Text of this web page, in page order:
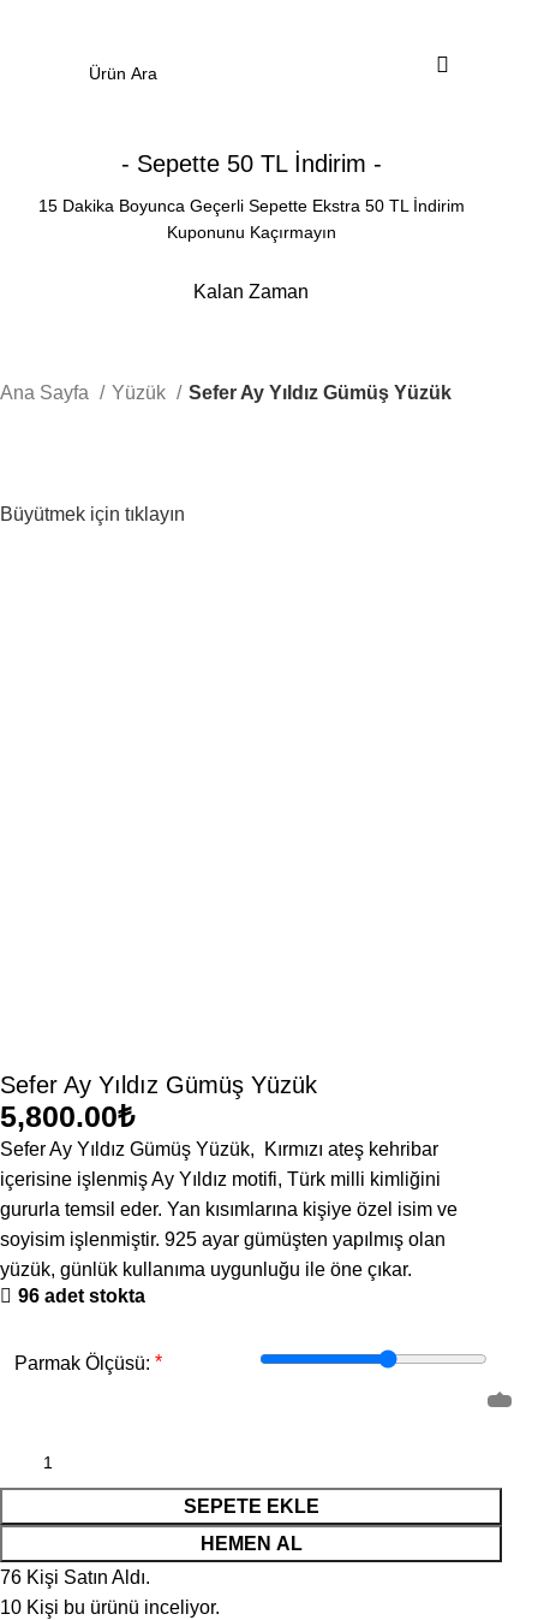
- Sepette 50 TL İndirim -
15 Dakika Boyunca Geçerli Sepette Ekstra 50 TL İndirim
Kuponunu Kaçırmayın
Kalan Zaman
Ana Sayfa Yüzük Sefer Ay Yıldız Gümüş Yüzük
Büyütmek için tıklayın
Sefer Ay Yıldız Gümüş Yüzük
₺
Sefer Ay Yıldız Gümüş Yüzük, Kırmızı ateş kehribar
içerisine işlenmiş Ay Yıldız motifi, Türk milli kimliğini
gururla temsil eder. Yan kısımlarına kişiye özel isim ve
soyisim işlenmiştir. 925 ayar gümüşten yapılmış olan
yüzük, günlük kullanıma uygunluğu ile öne çıkar.
96 adet stokta
Parmak Ölçüsü: *
SEPETE EKLE
HEMEN AL
76 Kişi Satın Aldı.
10 Kişi bu ürünü inceliyor.